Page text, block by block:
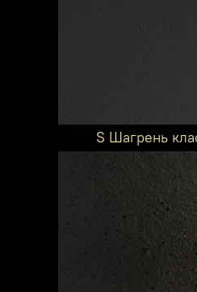
S Шагрень